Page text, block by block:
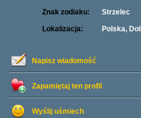
Napisz wiadomość
Zapamiętaj ten profil
Wyślij uśmiech
Znak zodiaku:
Strzelec
Lokalizacja:
Polska,